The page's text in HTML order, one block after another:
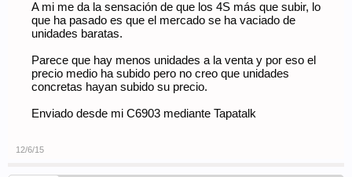
A mi me da la sensación de que los 4S más que subir, lo
que ha pasado es que el mercado se ha vaciado de
unidades baratas.
Parece que hay menos unidades a la venta y por eso el
precio medio ha subido pero no creo que unidades
concretas hayan subido su precio.
Enviado desde mi C6903 mediante Tapatalk
12/6/15